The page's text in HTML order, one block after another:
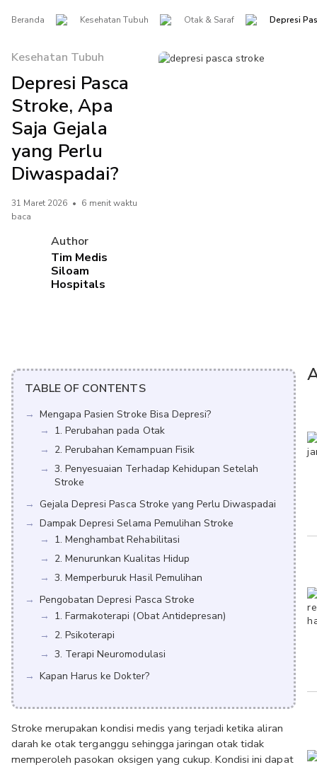
Beranda Kesehatan Tubuh Otak & Saraf Depresi
Kesehatan Tubuh
Depresi Pasca
Stroke, Apa
Saja Gejala
yang Perlu
Diwaspadai?
31 Maret 2026 • 6 menit waktu
baca
Author
Tim Medis
Siloam
Hospitals
TABLE OF CONTENTS
Mengapa Pasien Stroke Bisa Depresi?
1. Perubahan pada Otak
2. Perubahan Kemampuan Fisik
3. Penyesuaian Terhadap Kehidupan Setelah
Stroke
Gejala Depresi Pasca Stroke yang Perlu Diwaspadai
Dampak Depresi Selama Pemulihan Stroke
1. Menghambat Rehabilitasi
2. Menurunkan Kualitas Hidup
3. Memperburuk Hasil Pemulihan
Pengobatan Depresi Pasca Stroke
1. Farmakoterapi (Obat Antidepresan)
2. Psikoterapi
3. Terapi Neuromodulasi
Kapan Harus ke Dokter?
Stroke merupakan kondisi medis yang terjadi ketika aliran
darah ke otak terganggu sehingga jaringan otak tidak
memperoleh pasokan oksigen yang cukup. Kondisi ini dapat